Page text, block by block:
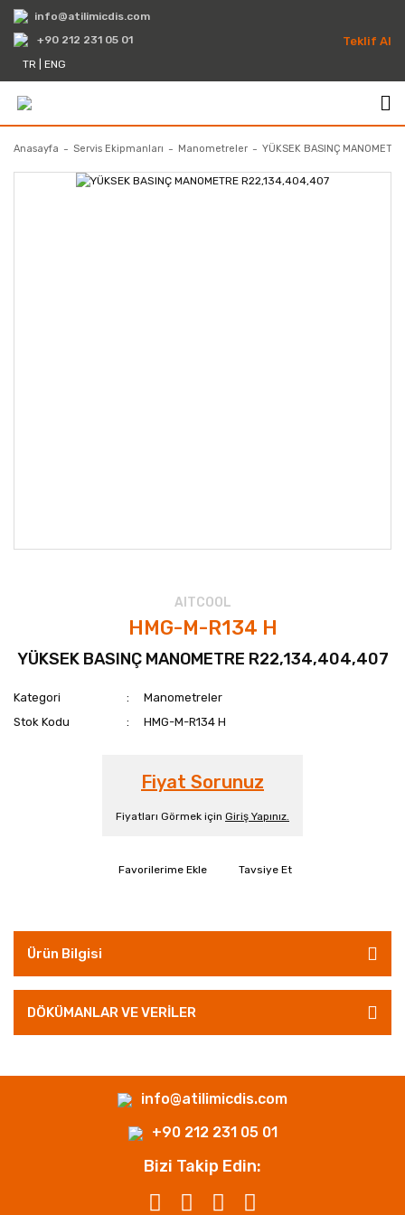
info@atilimicdis.com
+90 212 231 05 01
TR
ENG
Teklif Al
Anasayfa Servis Ekipmanları Manometreler YÜKSEK BASINÇ
AITCOOL
HMG-M-R134 H
YÜKSEK BASINÇ MANOMETRE R22,134,404,407
Kategori
Manometreler
Stok Kodu
HMG-M-R134 H
Fiyat Sorunuz
Fiyatları Görmek için Giriş Yapınız.
Tavsiye Et
Ürün Bilgisi
DÖKÜMANLAR VE VERİLER
info@atilimicdis.com
+90 212 231 05 01
Bizi Takip Edin: